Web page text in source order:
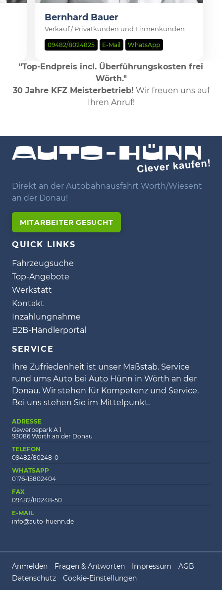
Bernhard Bauer
Verkauf / Privatkunden und Firmenkunden
09482/8024825 E-Mail WhatsApp
"Top-Endpreis incl. Überführungskosten frei
Wörth."
30 Jahre KFZ Meisterbetrieb! Wir freuen uns auf
Ihren Anruf!
Direkt an der Autobahnausfahrt Wörth/Wiesent
an der Donau!
MITARBEITER GESUCHT
QUICK LINKS
Fahrzeugsuche
Top-Angebote
Werkstatt
Kontakt
Inzahlungnahme
B2B-Händlerportal
SERVICE
Ihre Zufriedenheit ist unser Maßstab. Service
rund ums Auto bei Auto Hünn in Wörth an der
Donau. Wir stehen für Kompetenz und Service.
Bei uns stehen Sie im Mittelpunkt.
ADRESSE
Gewerbepark A 1
93086 Wörth an der Donau
TELEFON
09482/80248-0
WHATSAPP
0176-15802404
FAX
09482/80248-50
E-MAIL
info@auto-huenn.de
Anmelden Fragen & Antworten Impressum
AGB
Datenschutz
Cookie-Einstellungen